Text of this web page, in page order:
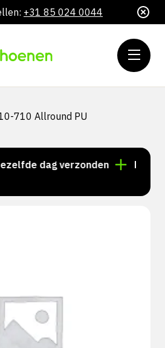
+31 85 024 0044
710 Allround PU
dag verzonden